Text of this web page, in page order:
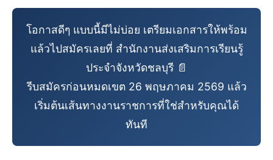
โอกาสดีๆ แบบนี้มีไม่บ่อย เตรียมเอกสารให้พร้อม
แล้วไปสมัครเลยที่ สำนักงานส่งเสริมการเรียนรู้
ประจำจังหวัดชลบุรี 📄
รีบสมัครก่อนหมดเขต 26 พฤษภาคม 2569 แล้ว
เริ่มต้นเส้นทางงานราชการที่ใช่สำหรับคุณได้
ทันที